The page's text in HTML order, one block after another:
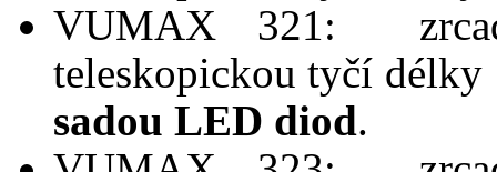
VUMAX 321:
teleskopickou tyčí délky
sadou LED diod.